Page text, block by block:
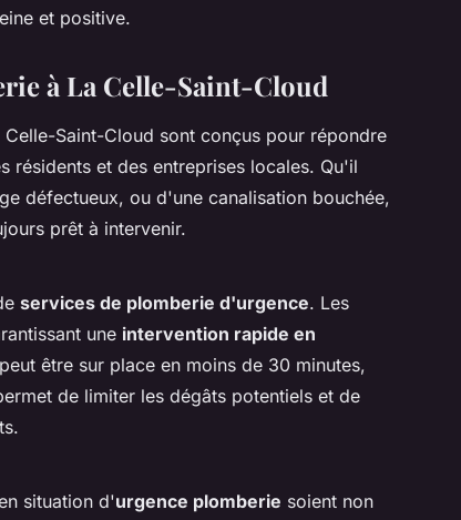
et positive.
à La Celle-Saint-Cloud
Celle-Saint-Cloud sont conçus pour répondre
résidents et des entreprises locales. Qu'il
défectueux, ou d'une canalisation bouchée,
prêt à intervenir.
services de plomberie d'urgence. Les
une intervention rapide en
être sur place en moins de 30 minutes,
de limiter les dégâts potentiels et de
situation d'urgence plomberie soient non